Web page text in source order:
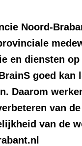
Noord-
en diensten op
goed kan
Daarom
van de
van de